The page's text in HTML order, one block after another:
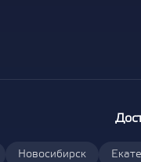
Новосибирск